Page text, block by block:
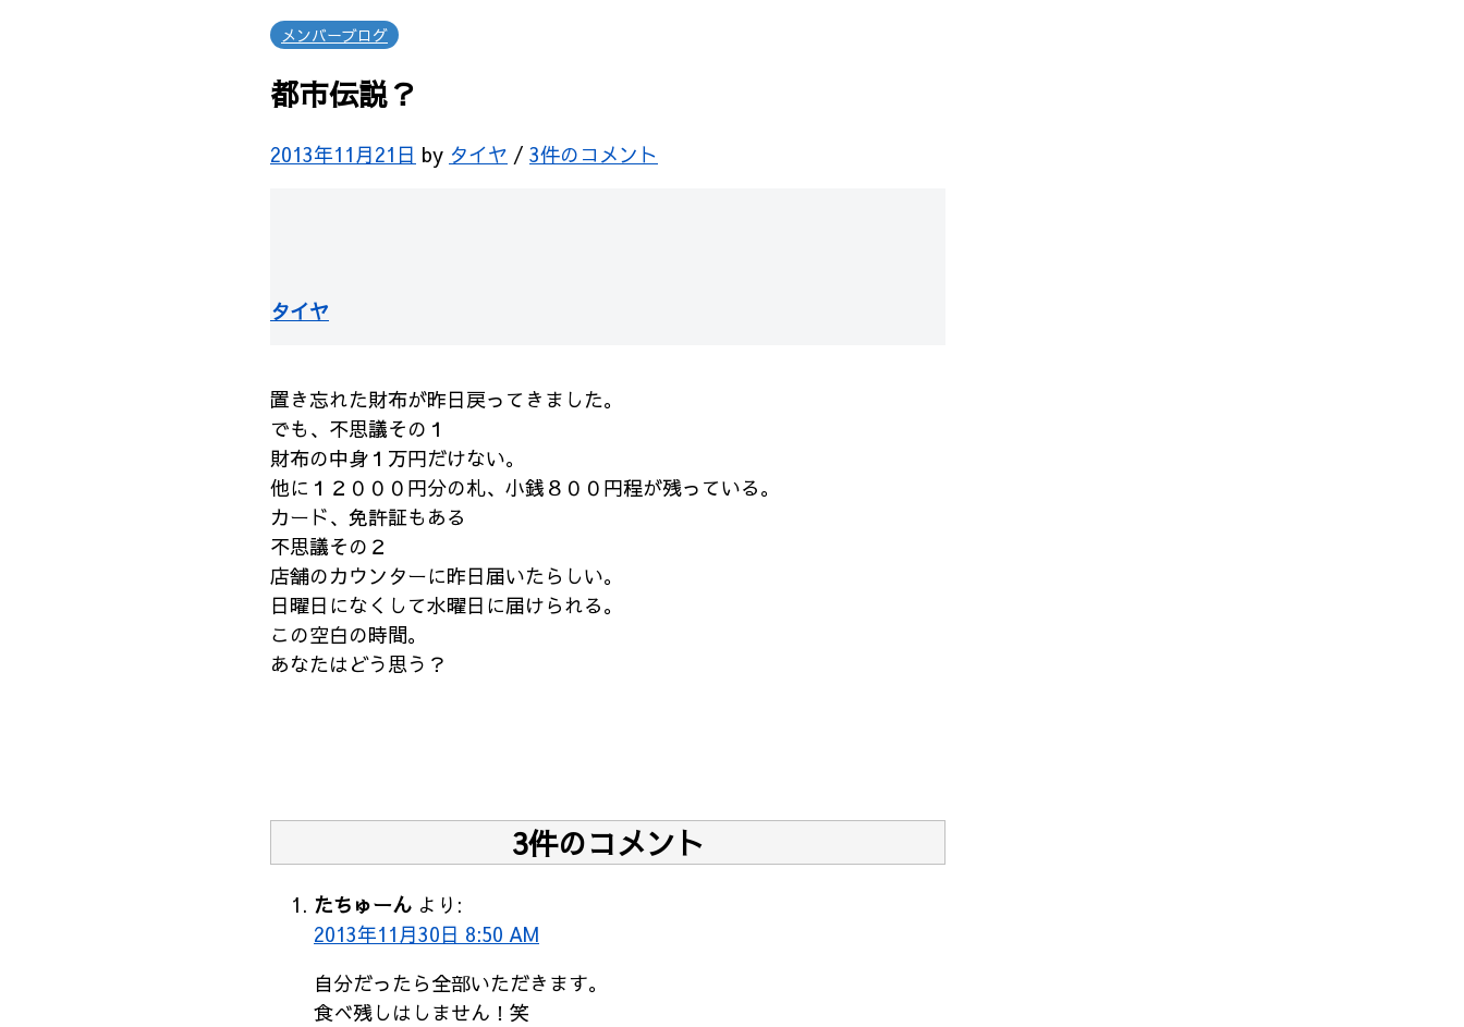
メンバーブログ
都市伝説？
2013年11月21日 by タイヤ / 3件のコメント
タイヤ
置き忘れた財布が昨日戻ってきました。
でも、不思議その１
財布の中身１万円だけない。
他に１２０００円分の札、小銭８００円程が残っている。
カード、免許証もある
不思議その２
店舗のカウンターに昨日届いたらしい。
日曜日になくして水曜日に届けられる。
この空白の時間。
あなたはどう思う？
3件のコメント
たちゅーん より:
2013年11月30日 8:50 AM
自分だったら全部いただきます。
食べ残しはしません！笑